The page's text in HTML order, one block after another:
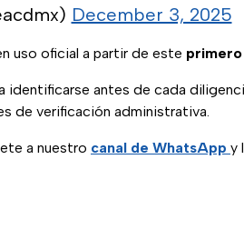
December 3, 2025
uso oficial a partir de este
identificarse antes de cada
de verificación administrativa.
a nuestro canal de WhatsApp y